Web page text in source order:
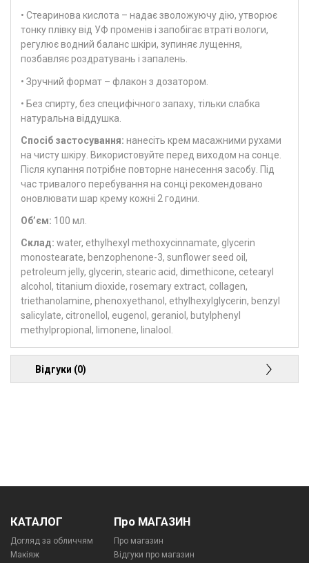
• Стеаринова кислота – надає зволожуючу дію, утворює
тонку плівку від УФ променів і запобігає втраті вологи,
регулює водний баланс шкіри, зупиняє лущення,
позбавляє роздратувань і запалень.
• Зручний формат – флакон з дозатором.
• Без спирту, без специфічного запаху, тільки слабка
натуральна віддушка.
Спосіб застосування: нанесіть крем масажними рухами
на чисту шкіру. Використовуйте перед виходом на сонце.
Після купання потрібне повторне нанесення засобу. Під
час тривалого перебування на сонці рекомендовано
оновлювати шар крему кожні 2 години.
Об’єм: 100 мл.
Склад: water, ethylhexyl methoxycinnamate, glycerin
monostearate, benzophenone-3, sunflower seed oil,
petroleum jelly, glycerin, stearic acid, dimethicone, cetearyl
alcohol, titanium dioxide, rosemary extract, collagen,
triethanolamine, phenoxyethanol, ethylhexylglycerin, benzyl
salicylate, citronellol, eugenol, geraniol, butylphenyl
methylpropional, limonene, linalool.
Відгуки (0)
КАТАЛОГ
Догляд за обличчям
Макіяж
Про МАГАЗИН
Про магазин
Відгуки про магазин